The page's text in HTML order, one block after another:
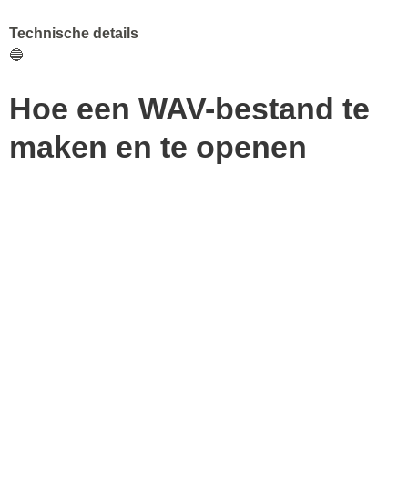
Technische details
🔵
Hoe een WAV-bestand te
maken en te openen